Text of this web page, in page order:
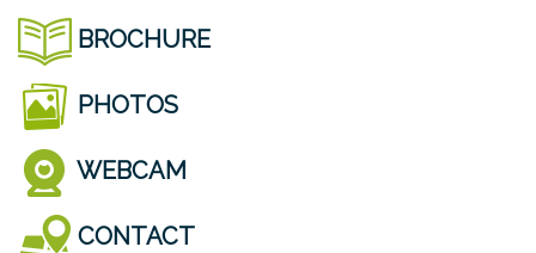
BROCHURE
PHOTOS
WEBCAM
CONTACT